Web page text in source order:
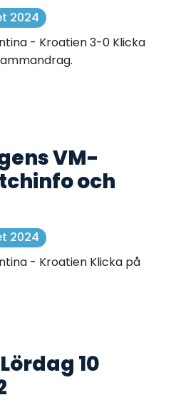
2024
- Kroatien 3-0 Klicka
VM-
och
2024
- Kroatien Klicka på
10